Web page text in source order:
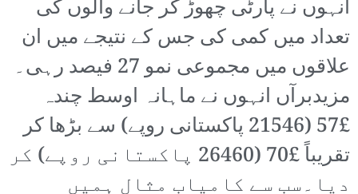
انہوں نے پارٹی چھوڑ کر جانے والوں کی
تعداد میں کمی کی جس کے نتیجے میں ان
علاقوں میں مجموعی نمو 27 فیصد رہی۔
مزیدبرآں انہوں نے ماہانہ اوسط چندہ
£57 (21546 پاکستانی روپے) سے بڑھا کر
تقریباً £70 (26460 پاکستانی روپے) کر
دیا۔سب سے کامیاب مثال ہمیں